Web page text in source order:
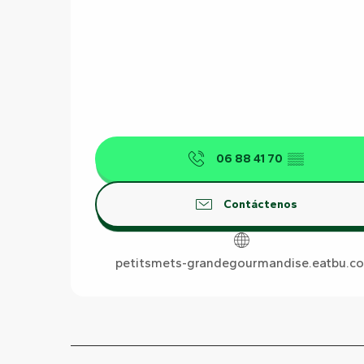
06 88 41 70 ▒▒
Contáctenos
petitsmets-